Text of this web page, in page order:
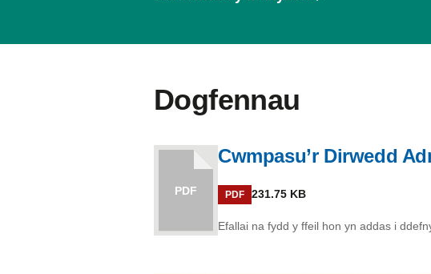
Dogfennau
PDF
Cwmpasu’r Dirwedd
PDF 231.75 KB
Efallai na fydd y ffeil hon yn addas i